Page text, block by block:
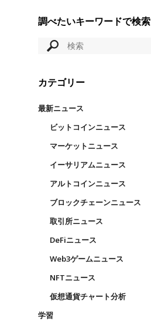
調べたいキーワードで検索
カテゴリー
最新ニュース
ビットコインニュース
マーケットニュース
イーサリアムニュース
アルトコインニュース
ブロックチェーンニュース
取引所ニュース
DeFiニュース
Web3ゲームニュース
NFTニュース
仮想通貨チャート分析
学習